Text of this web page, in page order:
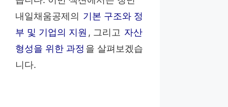
내일채움공제의 기본 구조와 정
부 및 기업의 지원 , 그리고 자산
형성을 위한 과정 을 살펴보겠습
니다.